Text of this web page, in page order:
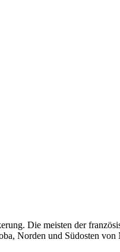
Die meisten der
Norden und Südosten